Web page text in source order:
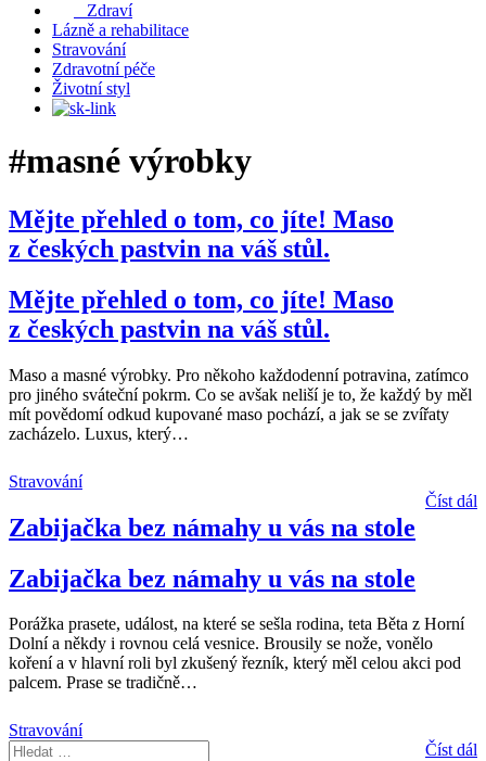
Zdraví
Lázně a rehabilitace
Stravování
Zdravotní péče
Životní styl
#masné výrobky
Mějte přehled o tom, co jíte! Maso
z českých pastvin na váš stůl.
Mějte přehled o tom, co jíte! Maso
z českých pastvin na váš stůl.
Maso a masné výrobky. Pro někoho každodenní potravina, zatímco
pro jiného sváteční pokrm. Co se avšak neliší je to, že každý by měl
mít povědomí odkud kupované maso pochází, a jak se se zvířaty
zacházelo. Luxus, který…
Stravování
Číst dál
Zabijačka bez námahy u vás na stole
Zabijačka bez námahy u vás na stole
Porážka prasete, událost, na které se sešla rodina, teta Běta z Horní
Dolní a někdy i rovnou celá vesnice. Brousily se nože, vonělo
koření a v hlavní roli byl zkušený řezník, který měl celou akci pod
palcem. Prase se tradičně…
Stravování
Číst dál
Hledat: